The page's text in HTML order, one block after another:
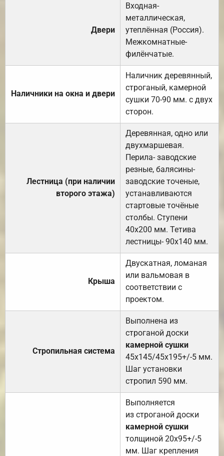
Двери
Входная-
металлическая,
утеплённая (Россия).
Межкомнатные-
филёнчатые.
Наличники на окна и двери
Наличник деревянный,
строганый, камерной
сушки 70-90 мм. с двух
сторон.
Лестница (при наличии
второго этажа)
Деревянная, одно или
двухмаршевая.
Перила- заводские
резные, балясины-
заводские точеные,
устанавливаются
стартовые точёные
столбы. Ступени
40х200 мм. Тетива
лестницы- 90х140 мм.
Крыша
Двускатная, ломаная
или вальмовая в
соответствии с
проектом.
Стропильная система
Выполнена из
строганой доски
камерной сушки
45х145/45х195+/-5 мм.
Шаг установки
стропил 590 мм.
Выполняется
из строганой доски
камерной сушки
толщиной 20х95+/-5
мм. Шаг крепления